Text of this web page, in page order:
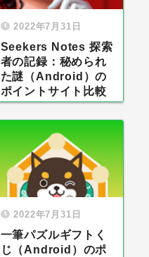
2022年7月31日
Seekers Notes 探索
者の記録：秘められ
た謎（Android）の
ポイントサイト比較
2022年7月31日
一筆パズルギフトく
じ（Android）のポ